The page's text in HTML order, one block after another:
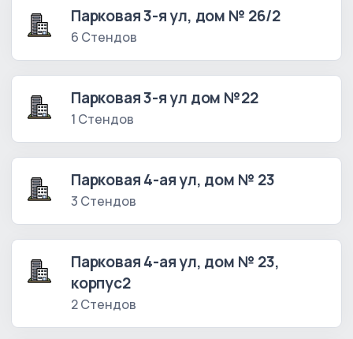
Парковая 3-я ул, дом № 26/2
6 Стендов
Парковая 3-я ул дом №22
1 Стендов
Парковая 4-ая ул, дом № 23
3 Стендов
Парковая 4-ая ул, дом № 23,
корпус2
2 Стендов